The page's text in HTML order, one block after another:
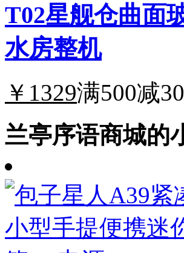
T02星舰仓曲面
水房整机
￥1329满500减30
兰亭序语商城的